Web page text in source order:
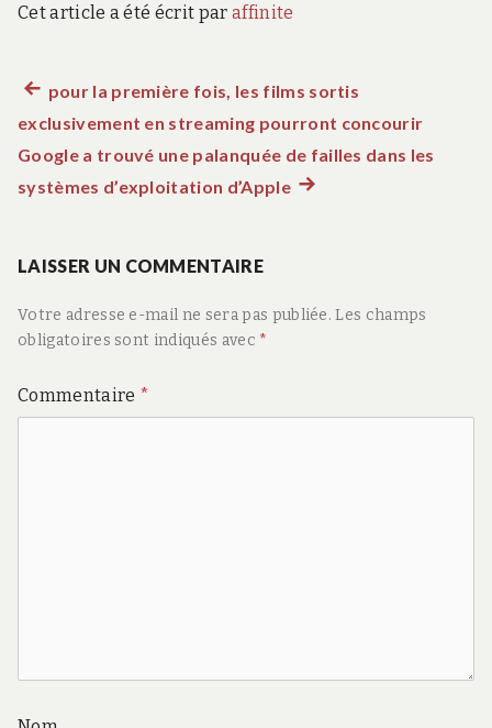
Cet article a été écrit par affinite
Navigation
de
Article
précédent :
pour la première fois, les films sortis
exclusivement en streaming pourront concourir
Google a trouvé une palanquée de failles dans les
systèmes d’exploitation d’AppleArticle
LAISSER UN COMMENTAIRE
Votre adresse e-mail ne sera pas publiée. Les champs
obligatoires sont indiqués avec *
Commentaire *